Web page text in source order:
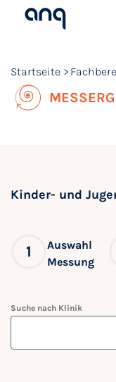
Startseite
Kinder- und
1
Auswahl
Messung
Suche nach Klinik